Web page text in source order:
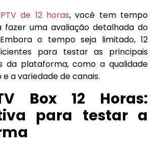
de 12 horas, você tem tempo
fazer uma avaliação detalhada do
o tempo seja limitado, 12
para testar as principais
da plataforma, como a qualidade
a variedade de canais.
Box 12 Horas:
para testar a